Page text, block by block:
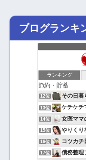
ブログランキ
ランキング
12位 その日暮
13位 ケチケチ
14位 女医ママ
15位 やりくり
16位 コツカチ
17位 債務整理ブ